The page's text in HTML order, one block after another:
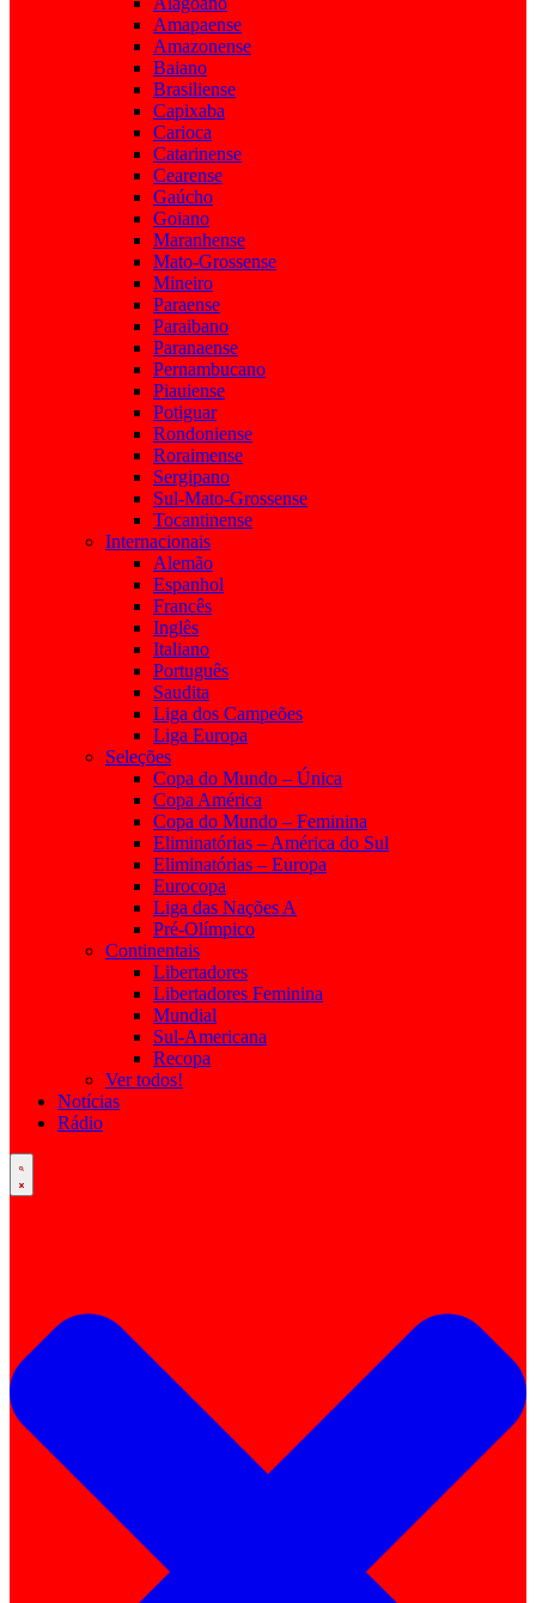
Amapaense
Amazonense
Baiano
Brasiliense
Capixaba
Carioca
Catarinense
Cearense
Gaúcho
Goiano
Maranhense
Mato-Grossense
Mineiro
Paraense
Paraibano
Paranaense
Pernambucano
Piauiense
Potiguar
Rondoniense
Roraimense
Sergipano
Sul-Mato-Grossense
Tocantinense
Internacionais
Alemão
Espanhol
Francês
Inglês
Italiano
Português
Saudita
Liga dos Campeões
Liga Europa
Seleções
Copa do Mundo – Única
Copa América
Copa do Mundo – Feminina
Eliminatórias – América do Sul
Eliminatórias – Europa
Eurocopa
Liga das Nações A
Pré-Olímpico
Continentais
Libertadores
Libertadores Feminina
Mundial
Sul-Americana
Recopa
Ver todos!
Notícias
Rádio